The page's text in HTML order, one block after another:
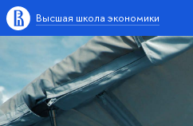
Высшая школа экономики